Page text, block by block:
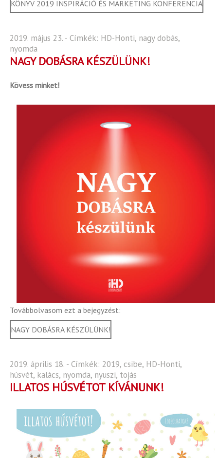
KÖNYV 2019 INSPIRÁCIÓ ÉS MARKETING KONFERENCIA
2019. május 23. - Címkék: HD-Honti, nagy dobás,
nyomda
NAGY DOBÁSRA KÉSZÜLÜNK!
Kövess minket!
Továbbolvasom ezt a bejegyzést:
NAGY DOBÁSRA KÉSZÜLÜNK!
2019. április 18. - Címkék: 2019, csibe, HD-Honti,
húsvét, kalács, nyomda, nyuszi, tojás
ILLATOS HÚSVÉTOT KÍVÁNUNK!